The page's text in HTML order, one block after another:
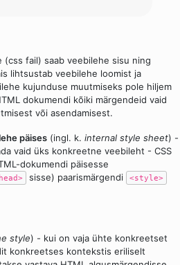
(css fail) saab veebilehe sisu ning
lihtsustab veebilehe loomist ja
kujunduse muutmiseks pole hiljem
dokumendi kõiki märgendeid vaid
või asendamisest.
päises (ingl. k. internal style sheet) -
vaid üks konkreetne veebileht - CSS
dokumendi päisesse
sisse) paarismärgendi <style>
style) - kui on vaja ühte konkreetset
konkreetses kontekstis eriliselt